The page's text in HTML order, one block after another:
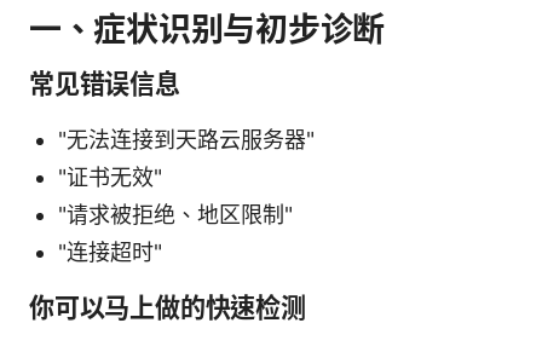
一、症状识别与初步诊断
常见错误信息
"无法连接到天路云服务器"
"证书无效"
"请求被拒绝、地区限制"
"连接超时"
你可以马上做的快速检测